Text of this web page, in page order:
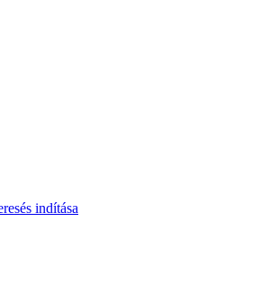
indítása